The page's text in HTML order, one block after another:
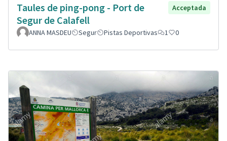
Taules de ping-pong - Port de
Segur de Calafell
Acceptada
ANNA MASDEU Segur Pistas Deportivas 1 0